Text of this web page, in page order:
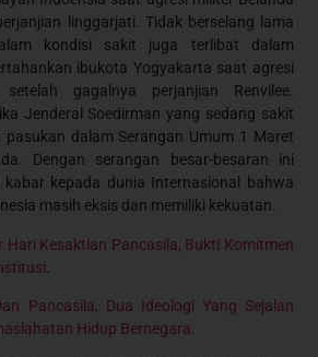
linggarjati. Tidak berselang lama
kondisi sakit juga terlibat dalam
ibukota Yogyakarta saat agresi
gagalnya perjanjian Renvilee.
Jenderal Soedirman yang sedang sakit
pasukan dalam Serangan Umum 1 Maret
Dengan serangan besar-besaran ini
kabar kepada dunia Internasional bahwa
masih eksis dan memiliki kekuatan.
Hari Kesaktian Pancasila, Bukti Komitmen
Pancasila, Dua Ideologi Yang Sejalan
Hidup Bernegara.